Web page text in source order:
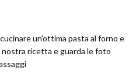
un'ottima pasta al forno e
ricetta e guarda le foto